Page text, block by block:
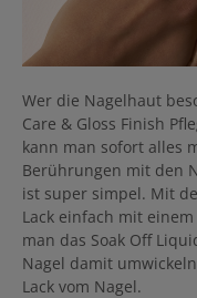
Wer die Nagelhaut
Care & Gloss Finish
kann man sofort alles
Berührungen mit den
ist super simpel. Mit
Lack einfach mit
man das Soak Off
Nagel damit
Lack vom Nagel.